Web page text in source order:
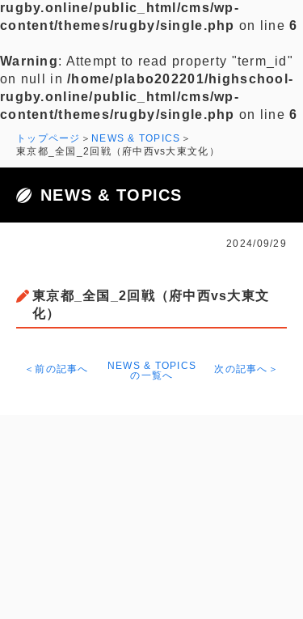
rugby.online/public_html/cms/wp-
content/themes/rugby/single.php on line6
Warning: Attempt to read property "term_id"
on null in/home/plabo202201/highschool-
rugby.online/public_html/cms/wp-
content/themes/rugby/single.php on line6
トップページ
NEWS & TOPICS
東京都_全国_2回戦（府中西vs大東文化）
NEWS & TOPICS
2024/09/29
東京都_全国_2回戦（府中西vs大東文
化）
＜前の記事へ
NEWS & TOPICS
の一覧へ
次の記事へ＞